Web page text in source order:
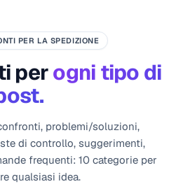
PER LA SPEDIZIONE
perogni tipo di
problemi/soluzioni,
di controllo, suggerimenti,
frequenti: 10 categorie per
qualsiasi idea.